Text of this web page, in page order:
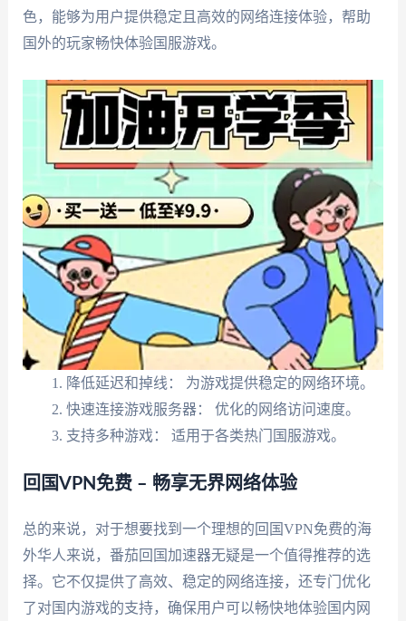
色，能够为用户提供稳定且高效的网络连接体验，帮助
国外的玩家畅快体验国服游戏。
降低延迟和掉线： 为游戏提供稳定的网络环境。
快速连接游戏服务器： 优化的网络访问速度。
支持多种游戏： 适用于各类热门国服游戏。
回国VPN免费 – 畅享无界网络体验
总的来说，对于想要找到一个理想的回国VPN免费的海
外华人来说，番茄回国加速器无疑是一个值得推荐的选
择。它不仅提供了高效、稳定的网络连接，还专门优化
了对国内游戏的支持，确保用户可以畅快地体验国内网